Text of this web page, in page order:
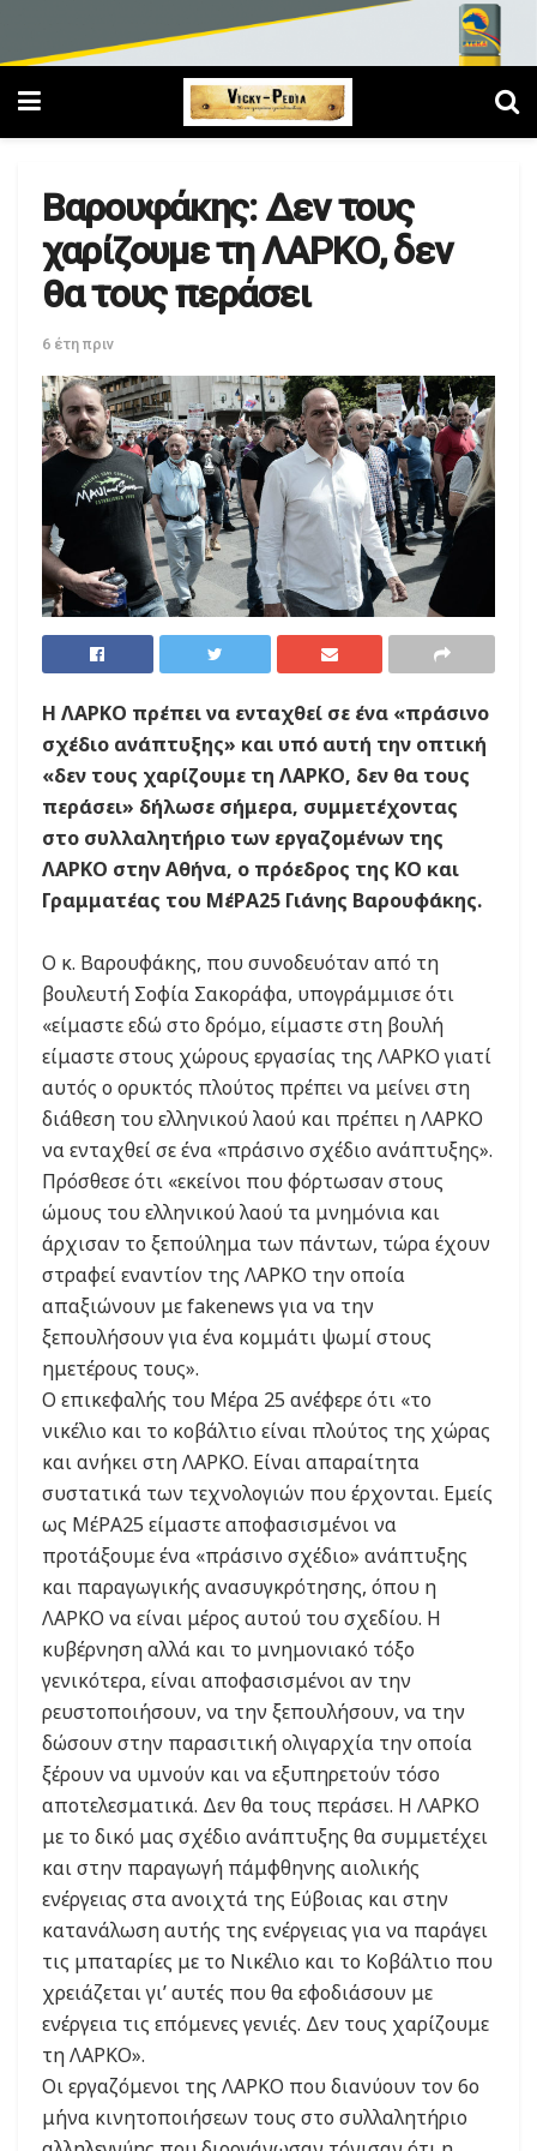
Βαρουφάκης: Δεν τους
χαρίζουμε τη ΛΑΡΚΟ, δεν
θα τους περάσει
6 έτη πριν
Η ΛΑΡΚΟ πρέπει να ενταχθεί σε ένα «πράσινο
σχέδιο ανάπτυξης» και υπό αυτή την οπτική
«δεν τους χαρίζουμε τη ΛΑΡΚΟ, δεν θα τους
περάσει» δήλωσε σήμερα, συμμετέχοντας
στο συλλαλητήριο των εργαζομένων της
ΛΑΡΚΟ στην Αθήνα, ο πρόεδρος της ΚΟ και
Γραμματέας του ΜέΡΑ25 Γιάνης Βαρουφάκης.
Ο κ. Βαρουφάκης, που συνοδευόταν από τη
βουλευτή Σοφία Σακοράφα, υπογράμμισε ότι
«είμαστε εδώ στο δρόμο, είμαστε στη βουλή
είμαστε στους χώρους εργασίας της ΛΑΡΚΟ γιατί
αυτός ο ορυκτός πλούτος πρέπει να μείνει στη
διάθεση του ελληνικού λαού και πρέπει η ΛΑΡΚΟ
να ενταχθεί σε ένα «πράσινο σχέδιο ανάπτυξης».
Πρόσθεσε ότι «εκείνοι που φόρτωσαν στους
ώμους του ελληνικού λαού τα μνημόνια και
άρχισαν το ξεπούλημα των πάντων, τώρα έχουν
στραφεί εναντίον της ΛΑΡΚΟ την οποία
απαξιώνουν με fakenews για να την
ξεπουλήσουν για ένα κομμάτι ψωμί στους
ημετέρους τους».
Ο επικεφαλής του Μέρα 25 ανέφερε ότι «το
νικέλιο και το κοβάλτιο είναι πλούτος της χώρας
και ανήκει στη ΛΑΡΚΟ. Είναι απαραίτητα
συστατικά των τεχνολογιών που έρχονται. Εμείς
ως ΜέΡΑ25 είμαστε αποφασισμένοι να
προτάξουμε ένα «πράσινο σχέδιο» ανάπτυξης
και παραγωγικής ανασυγκρότησης, όπου η
ΛΑΡΚΟ να είναι μέρος αυτού του σχεδίου. Η
κυβέρνηση αλλά και το μνημονιακό τόξο
γενικότερα, είναι αποφασισμένοι αν την
ρευστοποιήσουν, να την ξεπουλήσουν, να την
δώσουν στην παρασιτική ολιγαρχία την οποία
ξέρουν να υμνούν και να εξυπηρετούν τόσο
αποτελεσματικά. Δεν θα τους περάσει. Η ΛΑΡΚΟ
με το δικό μας σχέδιο ανάπτυξης θα συμμετέχει
και στην παραγωγή πάμφθηνης αιολικής
ενέργειας στα ανοιχτά της Εύβοιας και στην
κατανάλωση αυτής της ενέργειας για να παράγει
τις μπαταρίες με το Νικέλιο και το Κοβάλτιο που
χρειάζεται γι’ αυτές που θα εφοδιάσουν με
ενέργεια τις επόμενες γενιές. Δεν τους χαρίζουμε
τη ΛΑΡΚΟ».
Οι εργαζόμενοι της ΛΑΡΚΟ που διανύουν τον 6ο
μήνα κινητοποιήσεων τους στο συλλαλητήριο